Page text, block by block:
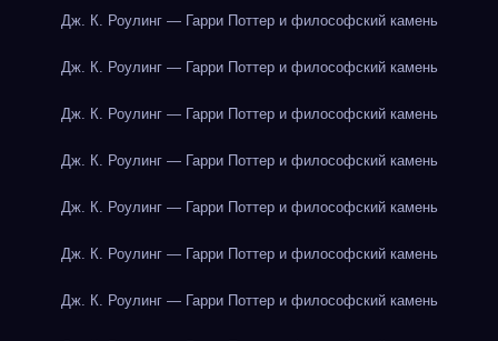
Дж. К. Роулинг — Гарри Поттер и философский камень
Дж. К. Роулинг — Гарри Поттер и философский камень
Дж. К. Роулинг — Гарри Поттер и философский камень
Дж. К. Роулинг — Гарри Поттер и философский камень
Дж. К. Роулинг — Гарри Поттер и философский камень
Дж. К. Роулинг — Гарри Поттер и философский камень
Дж. К. Роулинг — Гарри Поттер и философский камень